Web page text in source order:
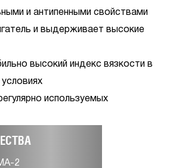
и антипенными свойствами
и выдерживает высокие
высокий индекс вязкости в
используемых
2